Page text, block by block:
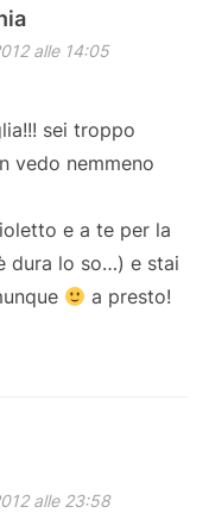
alle 14:05
sei troppo
vedo nemmeno
e a te per la
dura lo so…) e stai
a presto!
alle 23:58